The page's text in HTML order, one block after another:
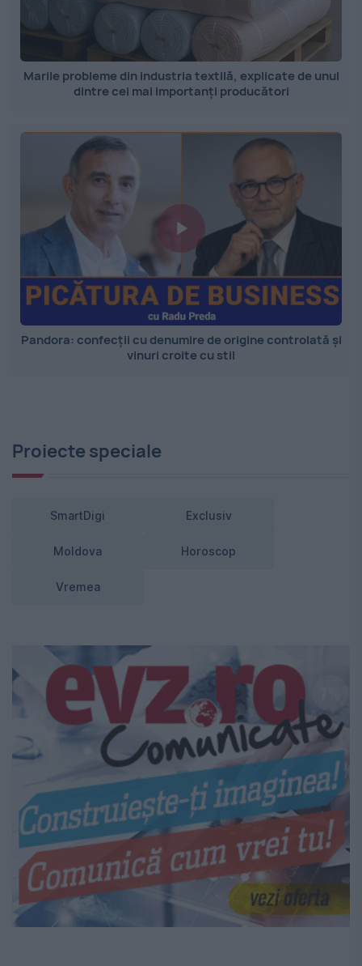
Marile probleme din industria textilă, explicate de unul
dintre cei mai importanți producători
Pandora: confecții cu denumire de origine controlată și
vinuri croite cu stil
Proiecte speciale
SmartDigi Exclusiv
Moldova Horoscop
Vremea